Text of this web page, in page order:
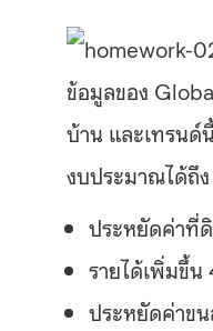
ข้อมูลของ
บ้าน และเทรนด์
งบประมาณได้ถึ
ประหยัดค่าที่
รายได้เพิ่มขึ้
ประหยัดค่าข